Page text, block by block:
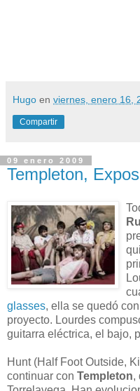
Hugo en viernes, enero 16,
Compartir
09 enero 2009
Templeton,
glasses, ella se quedó
proyecto. Lourdes
guitarra eléctrica, el bajo,
Hunt (Half Foot Outside,
continuar con Templeton,